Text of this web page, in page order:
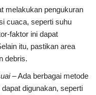
melakukan pengukuran
cuaca, seperti suhu
faktor ini dapat
itu, pastikan area
debris.
– Ada berbagai metode
digunakan, seperti